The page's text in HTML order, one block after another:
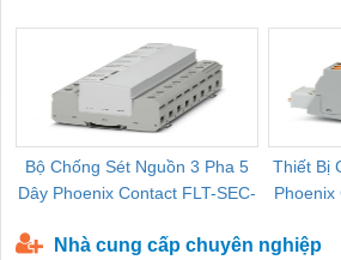
Bộ Chống Sét Nguồn 3 Pha 5
Dây Phoenix Contact FLT-SEC-
Thiết Bị
Phoenix
Nhà cung cấp chuyên nghiệp